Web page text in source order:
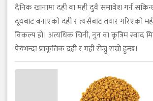
दैनिक खानामा दही वा मही दुवै समावेश गर्न
दूधबाट बनाएको दही र त्यसैबाट तयार गरिएको
विकल्प हो। अत्यधिक चिनी, नुन वा कृत्रिम स्वाद
पेयभन्दा प्राकृतिक दही र मही रोज्नु राम्रो हुन्छ।